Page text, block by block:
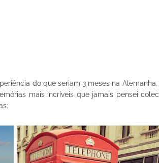
do que seriam 3 meses na
mais incríveis que jamais pensei